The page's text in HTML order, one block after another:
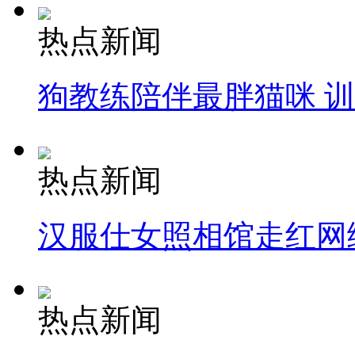
热点新闻
狗教练陪伴最胖猫咪
热点新闻
汉服仕女照相馆走红网
热点新闻